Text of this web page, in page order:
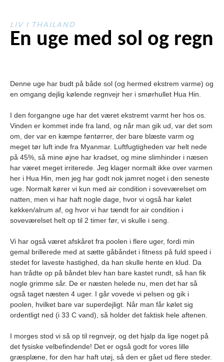
LIV I THAILAND
En uge med sol og regn
Denne uge har budt på både sol (og hermed ekstrem varme) og
en omgang dejlig kølende regnvejr her i smørhullet Hua Hin.
I den forgangne uge har det været ekstremt varmt her hos os.
Vinden er kommet inde fra land, og når man gik ud, var det som
om, der var en kæmpe føntørrer, der bare blæste varm og
meget tør luft inde fra Myanmar. Luftfugtigheden var helt nede
på 45%, så mine øjne har kradset, og mine slimhinder i næsen
har været meget irriterede. Jeg klager normalt ikke over varmen
her i Hua Hin, men jeg har godt nok jamret noget i den seneste
uge. Normalt kører vi kun med air condition i soveværelset om
natten, men vi har haft nogle dage, hvor vi også har kølet
køkken/alrum af, og hvor vi har tændt for air condition i
soveværelset helt op til 2 timer før, vi skulle i seng.
Vi har også været afskåret fra poolen i flere uger, fordi min
gemal brillerede med at sætte gåbåndet i fitness på fuld speed i
stedet for laveste hastighed, da han skulle hente en klud. Da
han trådte op på båndet blev han bare kastet rundt, så han fik
nogle grimme sår. De er næsten helede nu, men det har så
også taget næsten 4 uger. I går vovede vi pelsen og gik i
poolen, hvilket bare var superdejligt. Når man får kølet sig
ordentligt ned (i 33 C vand), så holder det faktisk hele aftenen.
I morges stod vi så op til regnvejr, og det hjalp da lige noget på
det fysiske velbefindende! Det er også godt for vores lille
græsplæne, for den har haft utøj, så den er gået ud flere steder.